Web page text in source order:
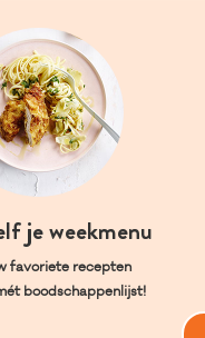
je weekmenu
favoriete recepten
boodschappenlijst!